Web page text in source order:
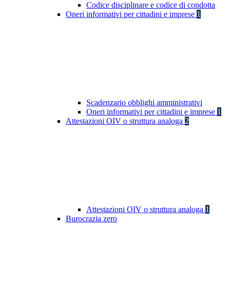
Codice disciplinare e codice di condotta
Oneri informativi per cittadini e imprese 1
Scadenzario obblighi amministrativi
Oneri informativi per cittadini e imprese 1
Attestazioni OIV o struttura analoga 2
Attestazioni OIV o struttura analoga 1
Burocrazia zero